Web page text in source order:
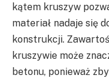
kątem kruszyw
materiał nadaje się
konstrukcji.
kruszywie może
betonu, ponieważ